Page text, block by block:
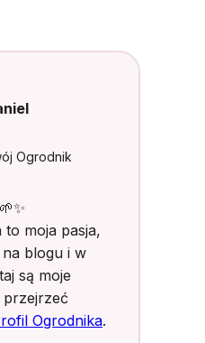
Ogrodnik
🌱✨
moja pasja,
blogu i w
są moje
przejrzeć
Ogrodnika.